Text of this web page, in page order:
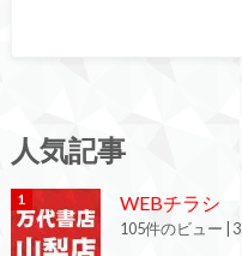
人気記事
WEBチラシ
105件のビュー